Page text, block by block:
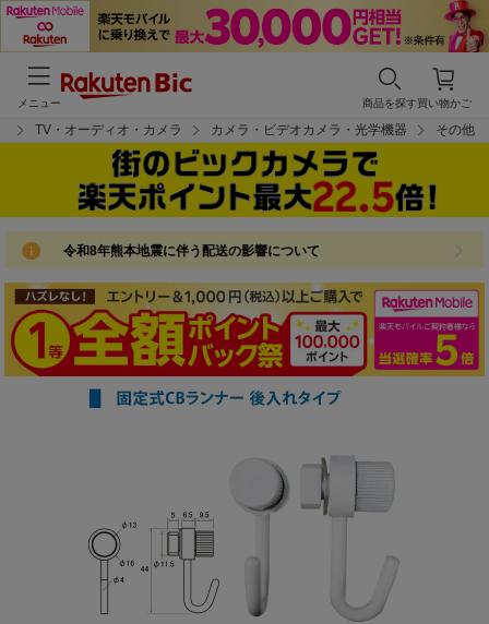
買い物かご
商品を探す
メニュー
TV・オーディオ・カメラ カメラ・ビデオカメラ・光学機器 その他
令和8年熊本地震に伴う配送の影響について